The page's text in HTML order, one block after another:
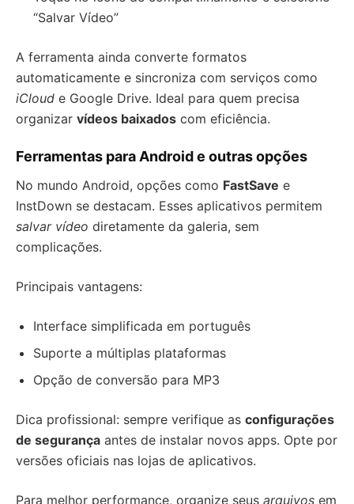
“Salvar Vídeo”
A ferramenta ainda converte formatos
automaticamente e sincroniza com serviços como
iCloud e Google Drive. Ideal para quem precisa
organizar vídeos baixados com eficiência.
Ferramentas para Android e outras opções
No mundo Android, opções como FastSave e
InstDown se destacam. Esses aplicativos permitem
salvar vídeo diretamente da galeria, sem
complicações.
Principais vantagens:
Interface simplificada em português
Suporte a múltiplas plataformas
Opção de conversão para MP3
Dica profissional: sempre verifique as configurações
de segurança antes de instalar novos apps. Opte por
versões oficiais nas lojas de aplicativos.
Para melhor performance, organize seus arquivos em